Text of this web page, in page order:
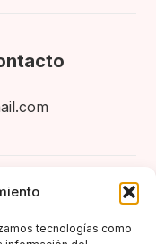
tecnologías como